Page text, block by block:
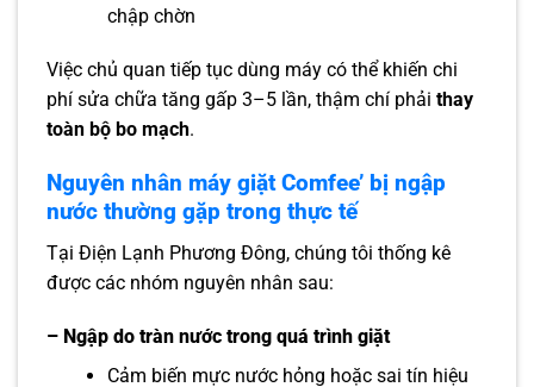
chập chờn
Việc chủ quan tiếp tục dùng máy có thể khiến chi
phí sửa chữa tăng gấp 3–5 lần, thậm chí phải thay
toàn bộ bo mạch.
Nguyên nhân máy giặt Comfee’ bị ngập
nước thường gặp trong thực tế
Tại Điện Lạnh Phương Đông, chúng tôi thống kê
được các nhóm nguyên nhân sau:
– Ngập do tràn nước trong quá trình giặt
Cảm biến mực nước hỏng hoặc sai tín hiệu